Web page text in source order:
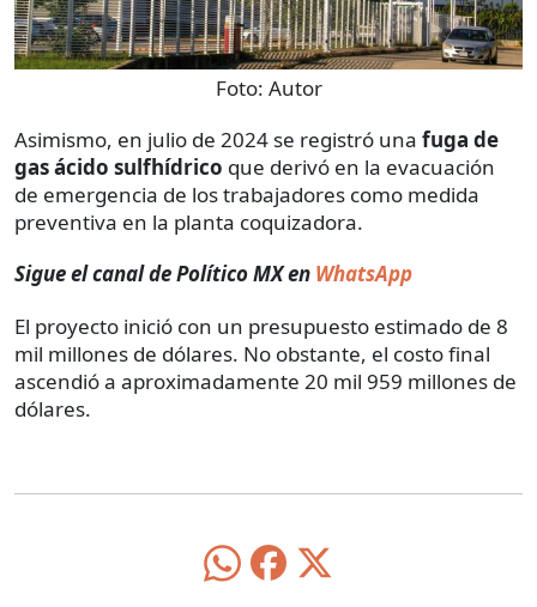
Foto: Autor
Asimismo, en julio de 2024 se registró una fuga de
gas ácido sulfhídrico que derivó en la evacuación
de emergencia de los trabajadores como medida
preventiva en la planta coquizadora.
Sigue el canal de Político MX en WhatsApp
El proyecto inició con un presupuesto estimado de 8
mil millones de dólares. No obstante, el costo final
ascendió a aproximadamente 20 mil 959 millones de
dólares.